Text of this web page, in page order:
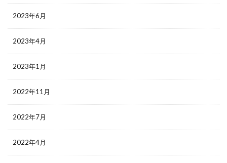
2023年6月
2023年4月
2023年1月
2022年11月
2022年7月
2022年4月